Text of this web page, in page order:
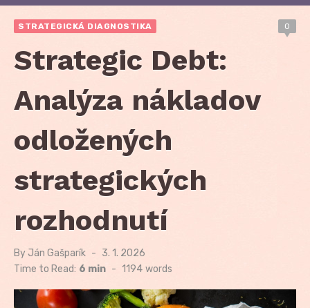
STRATEGICKÁ DIAGNOSTIKA 0
Strategic Debt:
Analýza nákladov
odložených
strategických
rozhodnutí
By Ján Gašparík
Posted
on
3. 1. 2026
Time to Read: 6 min - 1194 words